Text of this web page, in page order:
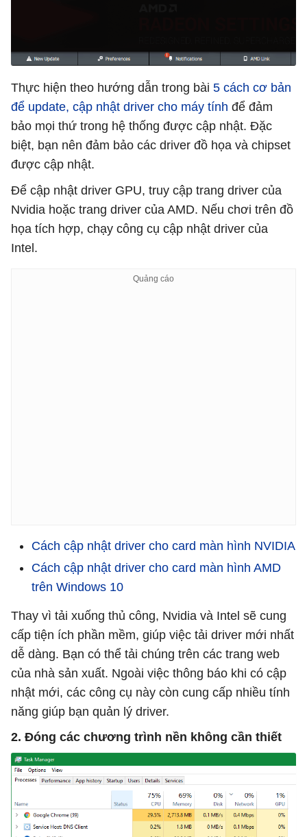
Thực hiện theo hướng dẫn trong bài 5 cách cơ bản
để update, cập nhật driver cho máy tính để đảm
bảo mọi thứ trong hệ thống được cập nhật. Đặc
biệt, bạn nên đảm bảo các driver đồ họa và chipset
được cập nhật.
Để cập nhật driver GPU, truy cập trang driver của
Nvidia hoặc trang driver của AMD. Nếu chơi trên đồ
họa tích hợp, chạy công cụ cập nhật driver của
Intel.
Cách cập nhật driver cho card màn hình NVIDIA
Cách cập nhật driver cho card màn hình AMD
trên Windows 10
Thay vì tải xuống thủ công, Nvidia và Intel sẽ cung
cấp tiện ích phần mềm, giúp việc tải driver mới nhất
dễ dàng. Bạn có thể tải chúng trên các trang web
của nhà sản xuất. Ngoài việc thông báo khi có cập
nhật mới, các công cụ này còn cung cấp nhiều tính
năng giúp bạn quản lý driver.
2. Đóng các chương trình nền không cần thiết